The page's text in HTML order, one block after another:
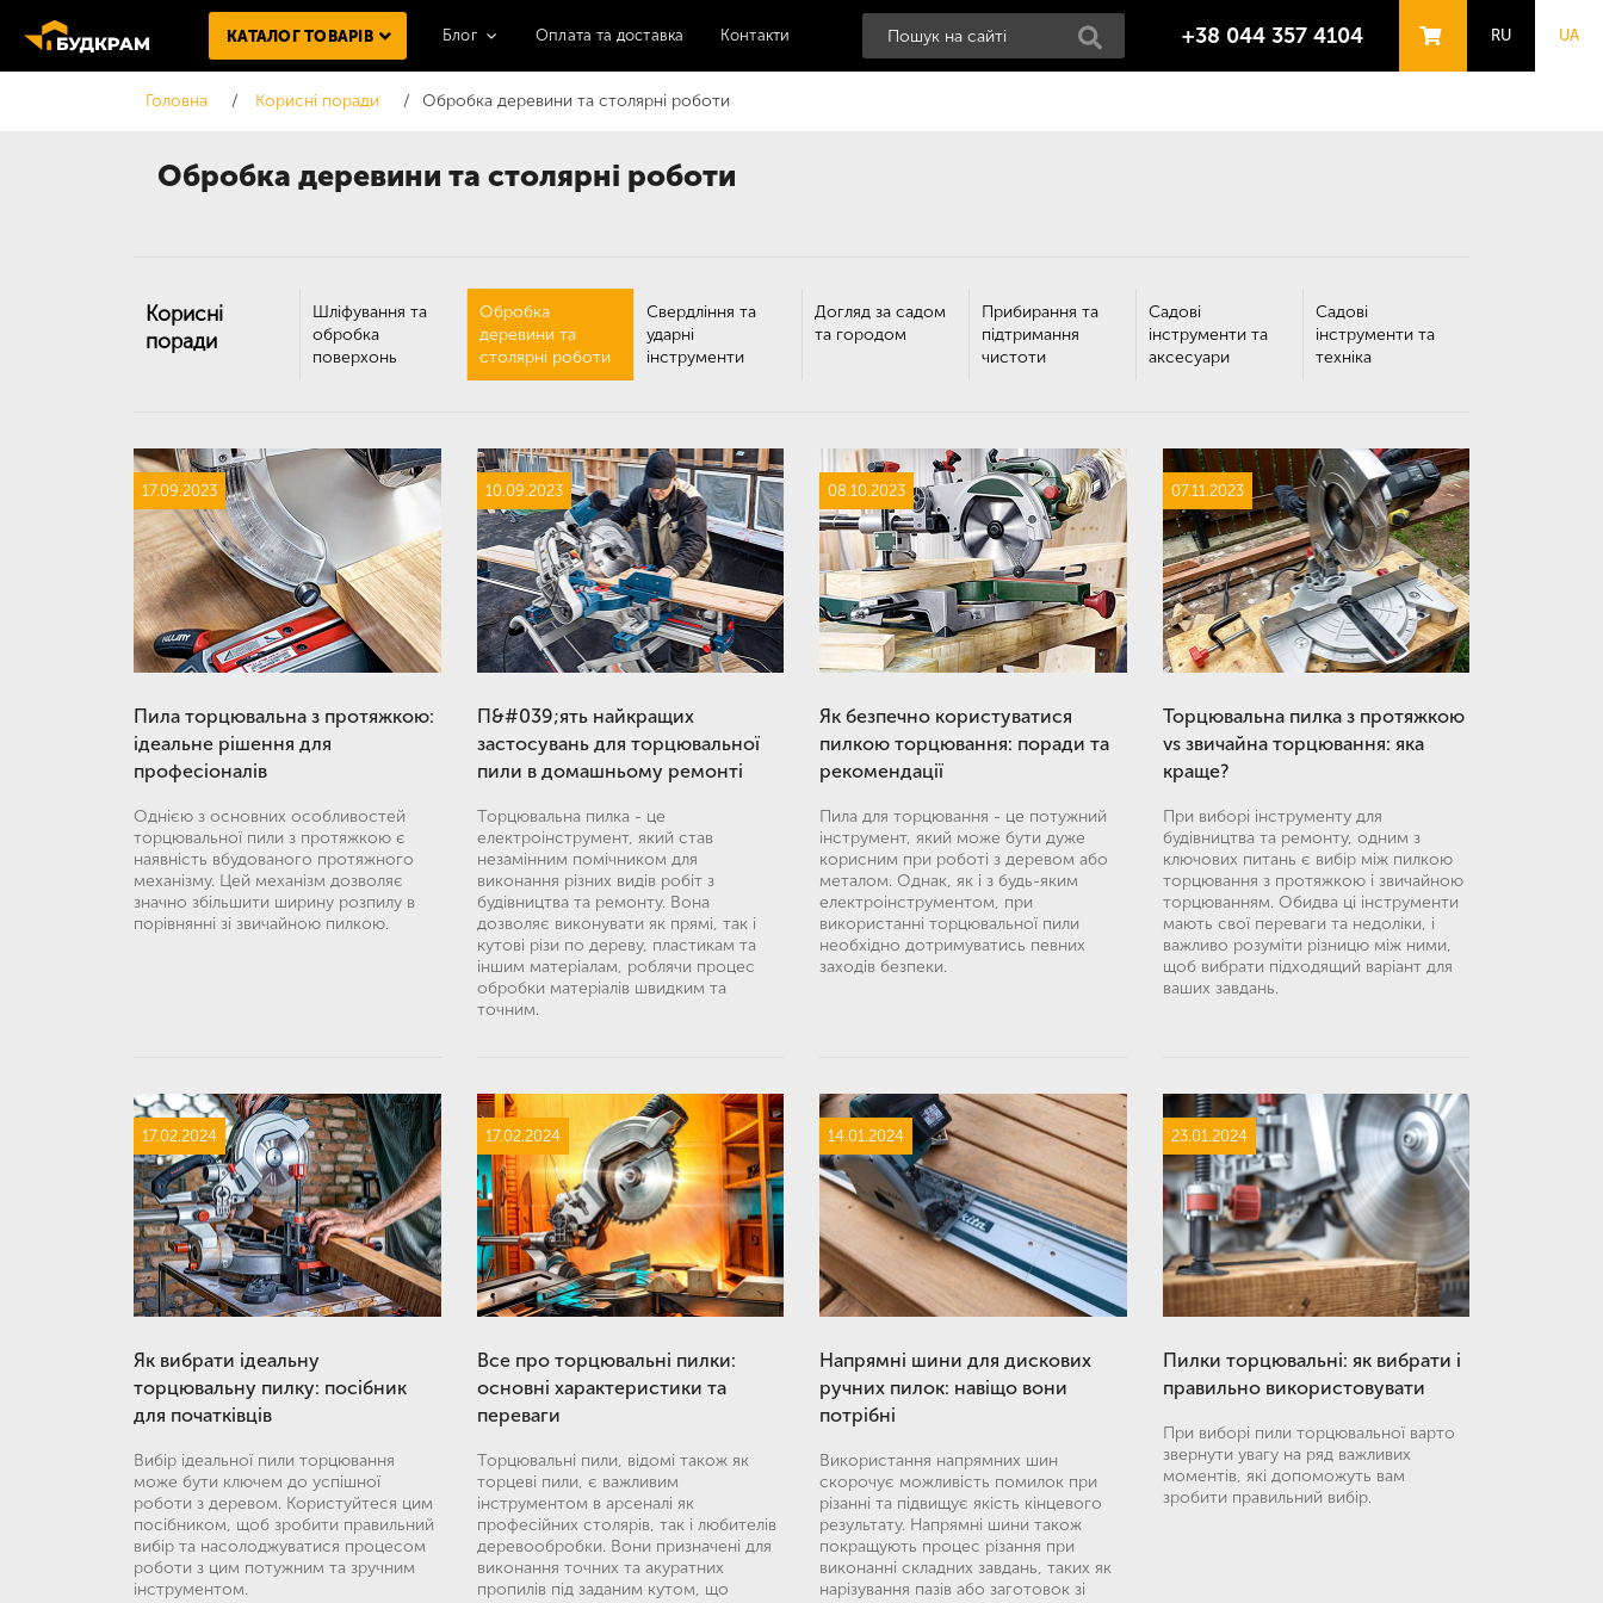
КАТАЛОГ ТОВАРІВ Блог Оплата та доставка Контакти +38 044 357 4104 RU UA
Головна Корисні поради Обробка деревини та столярні роботи
Обробка деревини та столярні роботи
Корисні
поради
Шліфування та
обробка
поверхонь
Обробка
деревини та
столярні роботи
Свердління та
ударні
інструменти
Догляд за садом
та городом
Прибирання та
підтримання
чистоти
Садові
інструменти та
аксесуари
Садові
інструменти та
техніка
17.09.2023
Пила торцювальна з протяжкою:
ідеальне рішення для
професіоналів
Однією з основних особливостей
торцювальної пили з протяжкою є
наявність вбудованого протяжного
механізму. Цей механізм дозволяє
значно збільшити ширину розпилу в
порівнянні зі звичайною пилкою.
10.09.2023
П&#039;ять найкращих
застосувань для торцювальної
пили в домашньому ремонті
Торцювальна пилка - це
електроінструмент, який став
незамінним помічником для
виконання різних видів робіт з
будівництва та ремонту. Вона
дозволяє виконувати як прямі, так і
кутові різи по дереву, пластикам та
іншим матеріалам, роблячи процес
обробки матеріалів швидким та
точним.
08.10.2023
Як безпечно користуватися
пилкою торцювання: поради та
рекомендації
Пила для торцювання - це потужний
інструмент, який може бути дуже
корисним при роботі з деревом або
металом. Однак, як і з будь-яким
електроінструментом, при
використанні торцювальної пили
необхідно дотримуватись певних
заходів безпеки.
07.11.2023
Торцювальна пилка з протяжкою
vs звичайна торцювання: яка
краще?
При виборі інструменту для
будівництва та ремонту, одним з
ключових питань є вибір між пилкою
торцювання з протяжкою і звичайною
торцюванням. Обидва ці інструменти
мають свої переваги та недоліки, і
важливо розуміти різницю між ними,
щоб вибрати підходящий варіант для
ваших завдань.
17.02.2024
Як вибрати ідеальну
торцювальну пилку: посібник
для початківців
Вибір ідеальної пили торцювання
може бути ключем до успішної
роботи з деревом. Користуйтеся цим
посібником, щоб зробити правильний
вибір та насолоджуватися процесом
роботи з цим потужним та зручним
інструментом.
17.02.2024
Все про торцювальні пилки:
основні характеристики та
переваги
Торцювальні пили, відомі також як
торцеві пили, є важливим
інструментом в арсеналі як
професійних столярів, так і любителів
деревообробки. Вони призначені для
виконання точних та акуратних
пропилів під заданим кутом, що
14.01.2024
Напрямні шини для дискових
ручних пилок: навіщо вони
потрібні
Використання напрямних шин
скорочує можливість помилок при
різанні та підвищує якість кінцевого
результату. Напрямні шини також
покращують процес різання при
виконанні складних завдань, таких як
нарізування пазів або заготовок зі
23.01.2024
Пилки торцювальні: як вибрати і
правильно використовувати
При виборі пили торцювальної варто
звернути увагу на ряд важливих
моментів, які допоможуть вам
зробити правильний вибір.